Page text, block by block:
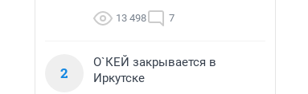
13 498 7
2
О`КЕЙ закрывается в
Иркутске